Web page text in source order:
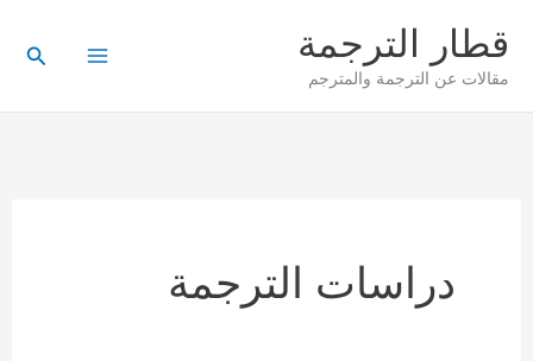
إلى
المحتوى
قطار الترجمة
مقالات عن الترجمة والمترجم
دراسات الترجمة